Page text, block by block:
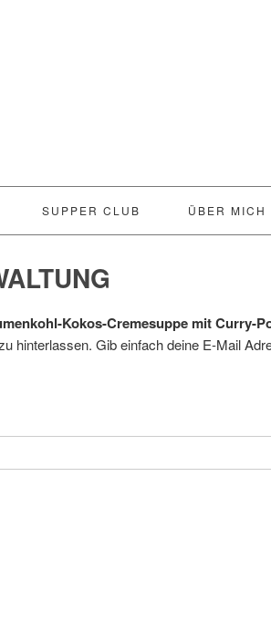
SUPPER CLUB ÜBER MICH
Kokos-Cremesuppe mit Curry-
hinterlassen. Gib einfach deine E-Mail